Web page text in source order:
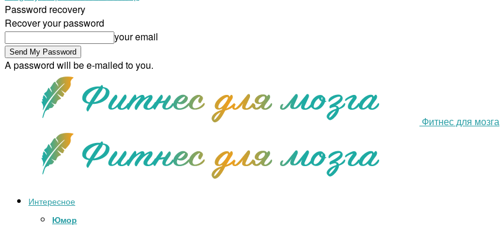
Password recovery
Recover your password
your email
A password will be e-mailed to you.
Фитнес для мозга
Интересное
Юмор